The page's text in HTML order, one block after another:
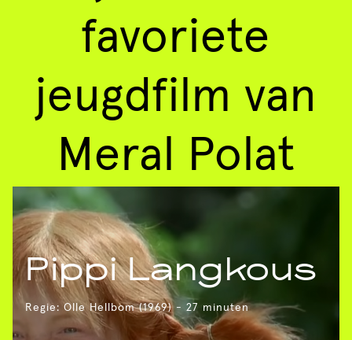
favoriete
jeugdfilm van
Meral Polat
Pippi Langkous
Regie: Olle Hellbom (1969) - 27 minuten